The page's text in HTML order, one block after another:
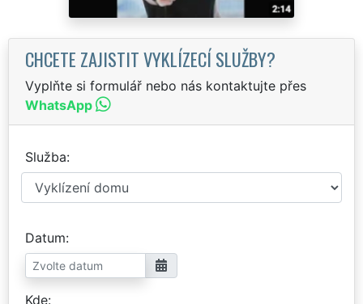
CHCETE ZAJISTIT VYKLÍZECÍ SLUŽBY?
Vyplňte si formulář nebo nás kontaktujte přes
WhatsApp
Služba
Datum
Kde